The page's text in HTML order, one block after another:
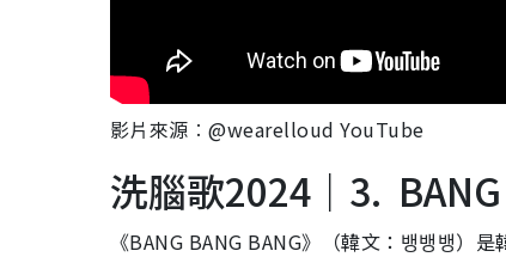
影片來源︰@wearelloud YouTube
洗腦歌2024｜3. BANG
《BANG BANG BANG》（韓文：뱅뱅뱅）